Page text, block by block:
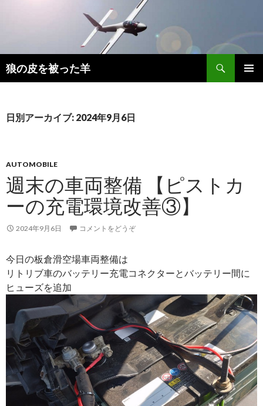
狼の皮を被った羊
検
索
ン
動
日別アーカイブ: 2024年9月6日
AUTOMOBILE
週末の車両整備 【ピストカ
ーの充電環境改善③】
2024年9月6日 コメントをどうぞ
今日の板倉滑空場車両整備は
リトリブ車のバッテリー充電コネクターとバッテリー間に
ヒューズを追加